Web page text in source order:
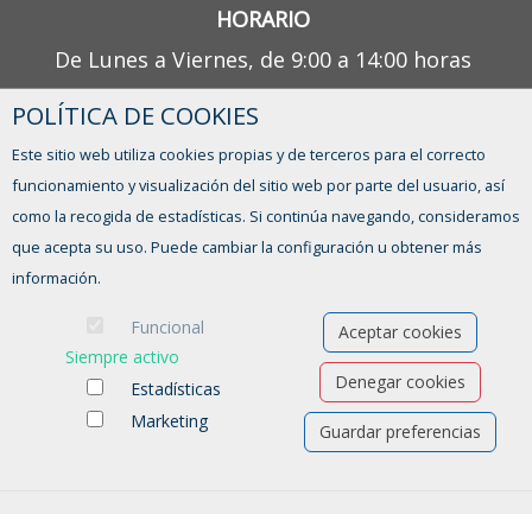
HORARIO
De Lunes a Viernes, de 9:00 a 14:00 horas
¿TIENES ALGUNA DUDA?
POLÍTICA DE COOKIES
Este sitio web utiliza cookies propias y de terceros para el correcto
funcionamiento y visualización del sitio web por parte del usuario, así
como la recogida de estadísticas. Si continúa navegando, consideramos
que acepta su uso. Puede cambiar la configuración u obtener más
información.
Funcional
Siempre activo
Estadísticas
Marketing
Aceptar cookies
Denegar cookies
Guardar preferencias